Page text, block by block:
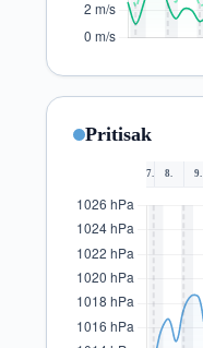
Pritisak
7. 8. 9.